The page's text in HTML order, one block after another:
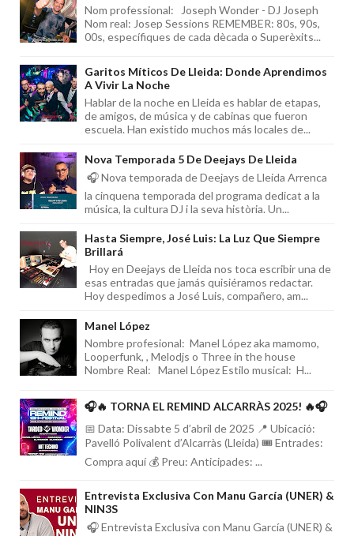
Nom professional: Joseph Wonder - DJ Joseph
Nom real: Josep Sessions REMEMBER: 80s, 90s,
00s, específiques de cada dècada o Superèxits...
Garitos Míticos De Lleida: Donde Aprendimos
A Vivir La Noche
Hablar de la noche en Lleida es hablar de etapas,
de amigos, de música y de cabinas que fueron
escuela. Han existido muchos más locales de...
Nova Temporada 5 De Deejays De Lleida
🎧 Nova temporada de Deejays de Lleida Arrenca
la cinquena temporada del programa dedicat a la
música, la cultura DJ i la seva història. Un...
Hasta Siempre, José Luis: La Luz Que Siempre
Brillará
Hoy en Deejays de Lleida nos toca escribir una de
esas entradas que jamás quisiéramos redactar.
Hoy despedimos a José Luis, compañero, am...
Manel López
Nombre profesional: Manel López aka mamomo,
Looperfunk, , Melodjs o Three in the house
Nombre Real: Manel López Estilo musical: H...
🎧🔥 TORNA EL REMIND ALCARRÀS 2025! 🔥🎧
📅 Data: Dissabte 5 d’abril de 2025 📍 Ubicació:
Pavelló Polivalent d’Alcarràs (Lleida) 🎟️ Entrades:
Compra aquí 💰 Preu: Anticipades: ...
Entrevista Exclusiva Con Manu García (UNER) &
NIN3S
🎧 Entrevista Exclusiva con Manu García (UNER) &